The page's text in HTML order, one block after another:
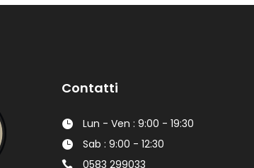
Contatti
Lun - Ven : 9:00 - 19:30
Sab : 9:00 - 12:30
0583 299033